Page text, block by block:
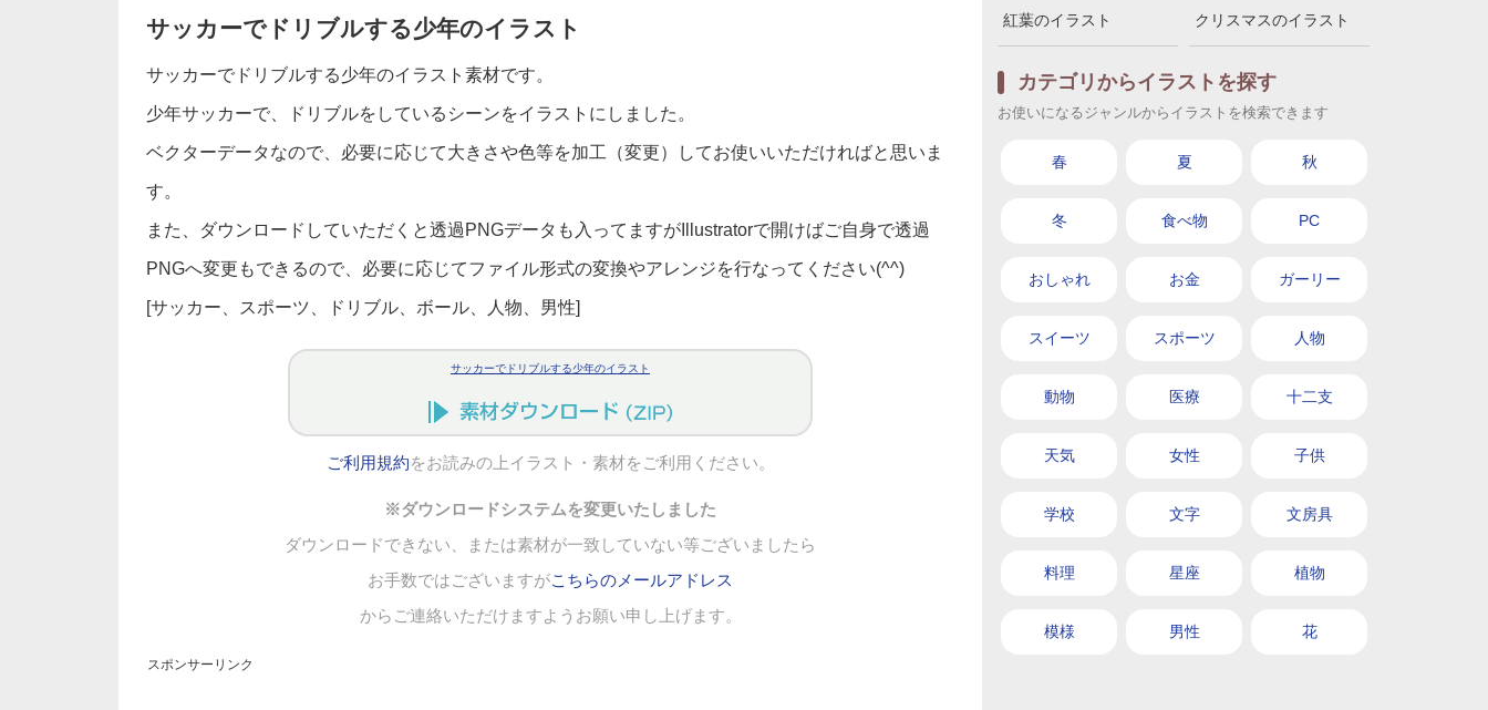
サッカーでドリブルする少年のイラスト
サッカーでドリブルする少年のイラスト素材です。
少年サッカーで、ドリブルをしているシーンをイラストにしました。
ベクターデータなので、必要に応じて大きさや色等を加工（変更）してお使いいただければと思いま
す。
また、ダウンロードしていただくと透過PNGデータも入ってますがIllustratorで開けばご自身で透過
PNGへ変更もできるので、必要に応じてファイル形式の変換やアレンジを行なってください(^^)
[サッカー、スポーツ、ドリブル、ボール、人物、男性]
サッカーでドリブルする少年のイラスト
ご利用規約をお読みの上イラスト・素材をご利用ください。
※ダウンロードシステムを変更いたしました
ダウンロードできない、または素材が一致していない等ございましたら
お手数ではございますがこちらのメールアドレス
からご連絡いただけますようお願い申し上げます。
スポンサーリンク
紅葉のイラスト クリスマスのイラスト
カテゴリからイラストを探す
お使いになるジャンルからイラストを検索できます
春 夏 秋
冬 食べ物 PC
おしゃれ お金 ガーリー
スイーツ スポーツ 人物
動物 医療 十二支
天気 女性 子供
学校 文字 文房具
料理 星座 植物
模様 男性 花